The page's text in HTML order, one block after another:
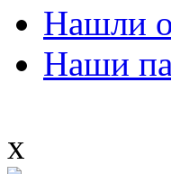
Нашли
Наши
x